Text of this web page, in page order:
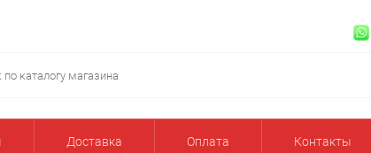
Доставка Оплата Контакты